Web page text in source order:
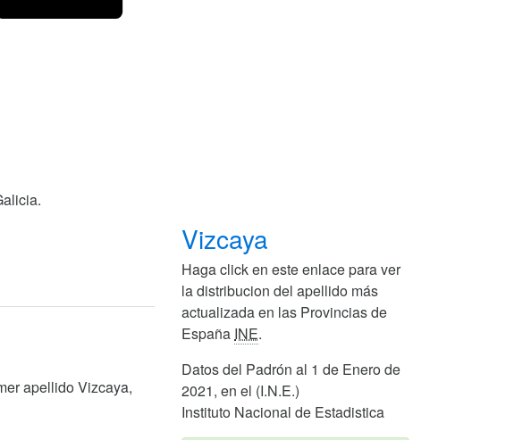
apellido Vizcaya,
Vizcaya
Haga click en este enlace para ver
la distribucion del apellido más
actualizada en las Provincias de
España INE.
Datos del Padrón al 1 de Enero de
2021, en el (I.N.E.)
Instituto Nacional de Estadistica